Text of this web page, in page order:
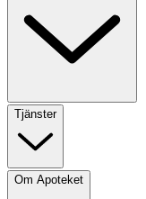
Tjänster
Om Apoteket